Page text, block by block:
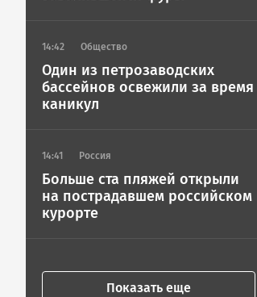
14:42 Общество
Один из петрозаводских
бассейнов освежили за время
каникул
14:41 Россия
Больше ста пляжей открыли
на пострадавшем российском
курорте
Показать еще